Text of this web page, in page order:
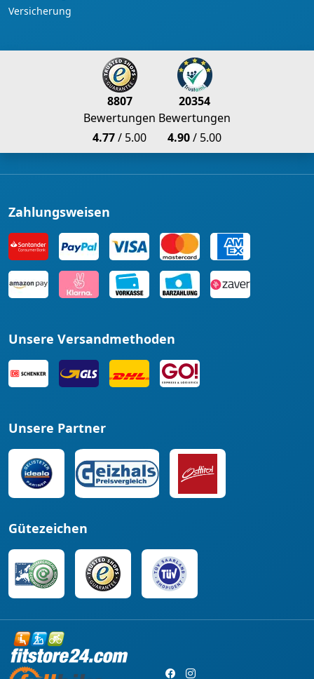
Versicherung
8807
Bewertungen
4.77/ 5.00
20354
Bewertungen
4.90/ 5.00
Zahlungsweisen
Unsere Versandmethoden
Unsere Partner
Gütezeichen